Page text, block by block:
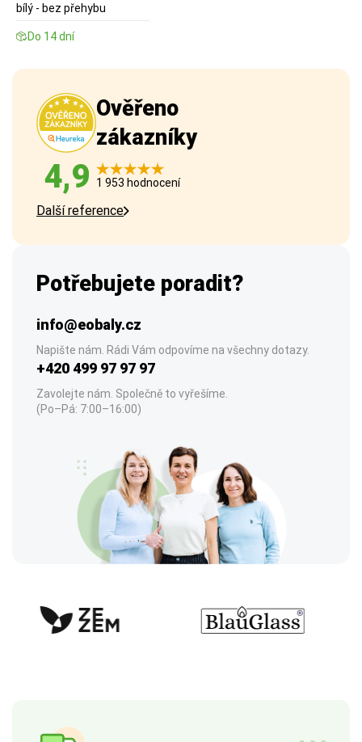
bílý - bez přehybu
Do 14 dní
Ověřeno
zákazníky
4,9 1 953 hodnocení
Další reference
Potřebujete poradit?
info@eobaly.cz
Napište nám. Rádi Vám odpovíme na všechny dotazy.
+420 499 97 97 97
Zavolejte nám. Společně to vyřešíme.
(Po–Pá: 7:00–16:00)